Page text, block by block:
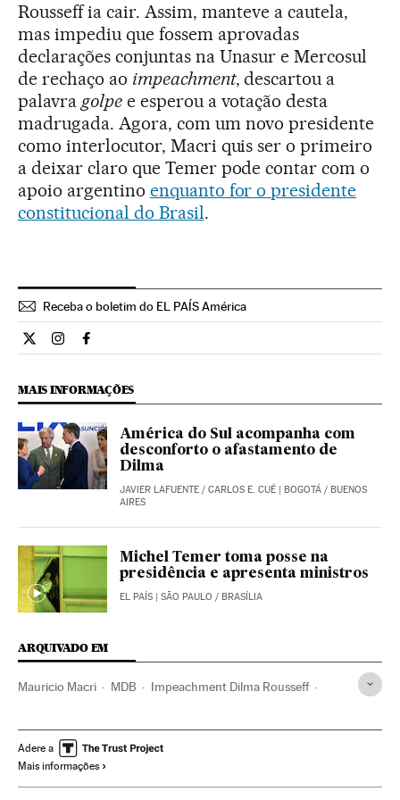
Rousseff ia cair. Assim, manteve a cautela,
mas impediu que fossem aprovadas
declarações conjuntas na Unasur e Mercosul
de rechaço ao impeachment, descartou a
palavra golpee esperou a votação desta
madrugada. Agora, com um novo presidente
como interlocutor, Macri quis ser o primeiro
a deixar claro que Temer pode contar com o
apoio argentino enquanto for o presidente
constitucional do Brasil.
Receba o boletim do EL PAÍS América
Internacional El País Brasil en Twitter
Internacional El País Brasil en Instagram
Internacional El País Brasil en Facebook
MAIS INFORMAÇÕES
América do Sul acompanha com
desconforto o afastamento de
Dilma
JAVIER LAFUENTE / CARLOS E. CUÉ | BOGOTÁ / BUENOS
AIRES
Michel Temer toma posse na
presidência e apresenta ministros
EL PAÍS | SÃO PAULO / BRASÍLIA
ARQUIVADO EM
Mauricio Macri MDB Impeachment Dilma Rousseff
Vice-presidente Brasil Crises políticas
Impeachment
Adere a
Mais informações